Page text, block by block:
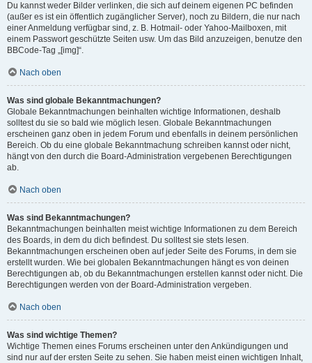
Du kannst weder Bilder verlinken, die sich auf deinem eigenen PC befinden
(außer es ist ein öffentlich zugänglicher Server), noch zu Bildern, die nur nach
einer Anmeldung verfügbar sind, z. B. Hotmail- oder Yahoo-Mailboxen, mit
einem Passwort geschützte Seiten usw. Um das Bild anzuzeigen, benutze den
BBCode-Tag „[img]“.
Nach oben
Was sind globale Bekanntmachungen?
Globale Bekanntmachungen beinhalten wichtige Informationen, deshalb
solltest du sie so bald wie möglich lesen. Globale Bekanntmachungen
erscheinen ganz oben in jedem Forum und ebenfalls in deinem persönlichen
Bereich. Ob du eine globale Bekanntmachung schreiben kannst oder nicht,
hängt von den durch die Board-Administration vergebenen Berechtigungen
ab.
Nach oben
Was sind Bekanntmachungen?
Bekanntmachungen beinhalten meist wichtige Informationen zu dem Bereich
des Boards, in dem du dich befindest. Du solltest sie stets lesen.
Bekanntmachungen erscheinen oben auf jeder Seite des Forums, in dem sie
erstellt wurden. Wie bei globalen Bekanntmachungen hängt es von deinen
Berechtigungen ab, ob du Bekanntmachungen erstellen kannst oder nicht. Die
Berechtigungen werden von der Board-Administration vergeben.
Nach oben
Was sind wichtige Themen?
Wichtige Themen eines Forums erscheinen unter den Ankündigungen und
sind nur auf der ersten Seite zu sehen. Sie haben meist einen wichtigen Inhalt,